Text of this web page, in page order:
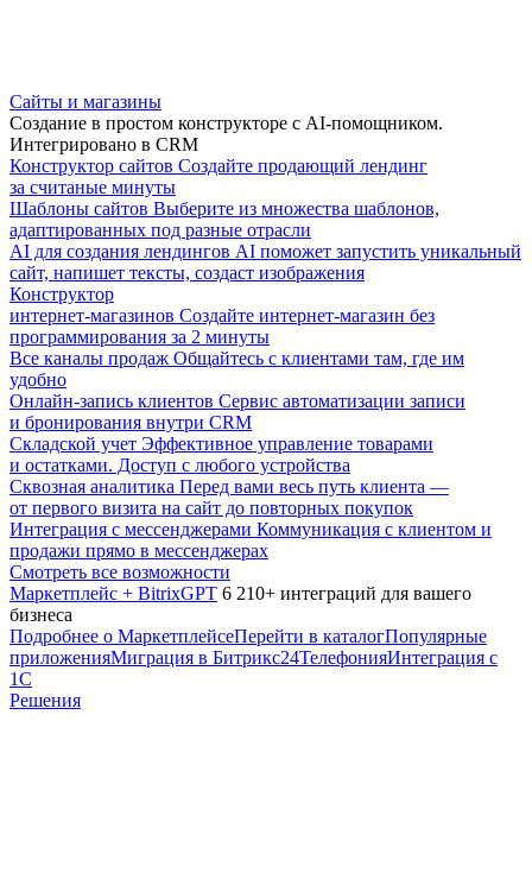
Сайты и магазины
Создание в простом конструкторе с AI-помощником.
Интегрировано в CRM
Конструктор сайтов Создайте продающий лендинг
за считаные минуты
Шаблоны сайтов Выберите из множества шаблонов,
адаптированных под разные отрасли
AI для создания лендингов AI поможет запустить уникальный
сайт, напишет тексты, создаст изображения
Конструктор
интернет-магазинов Создайте интернет-магазин без
программирования за 2 минуты
Все каналы продаж Общайтесь с клиентами там, где им
удобно
Онлайн-запись клиентов Сервис автоматизации записи
и бронирования внутри CRM
Складской учет Эффективное управление товарами
и остатками. Доступ с любого устройства
Сквозная аналитика Перед вами весь путь клиента —
от первого визита на сайт до повторных покупок
Интеграция с мессенджерами Коммуникация с клиентом и
продажи прямо в мессенджерах
Смотреть все возможности
Маркетплейс + BitrixGPT 6 210+ интеграций для вашего
бизнеса
Подробнее о МаркетплейсеПерейти в каталогПопулярные
приложенияМиграция в Битрикс24ТелефонияИнтеграция с
1С
Решения